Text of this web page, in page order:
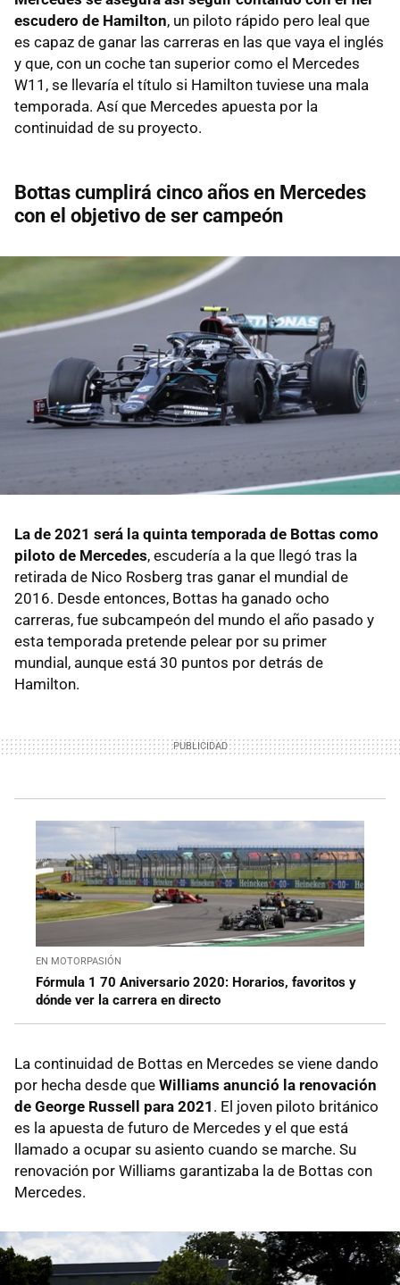
escudero de Hamilton, un piloto rápido pero leal que
es capaz de ganar las carreras en las que vaya el inglés
y que, con un coche tan superior como el Mercedes
W11, se llevaría el título si Hamilton tuviese una mala
temporada. Así que Mercedes apuesta por la
continuidad de su proyecto.
Bottas cumplirá cinco años en Mercedes
con el objetivo de ser campeón
La de 2021 será la quinta temporada de Bottas como
piloto de Mercedes, escudería a la que llegó tras la
retirada de Nico Rosberg tras ganar el mundial de
2016. Desde entonces, Bottas ha ganado ocho
carreras, fue subcampeón del mundo el año pasado y
esta temporada pretende pelear por su primer
mundial, aunque está 30 puntos por detrás de
Hamilton.
EN MOTORPASIÓN
Fórmula 1 70 Aniversario 2020: Horarios, favoritos y
dónde ver la carrera en directo
La continuidad de Bottas en Mercedes se viene dando
por hecha desde que Williams anunció la renovación
de George Russell para 2021 . El joven piloto británico
es la apuesta de futuro de Mercedes y el que está
llamado a ocupar su asiento cuando se marche. Su
renovación por Williams garantizaba la de Bottas con
Mercedes.